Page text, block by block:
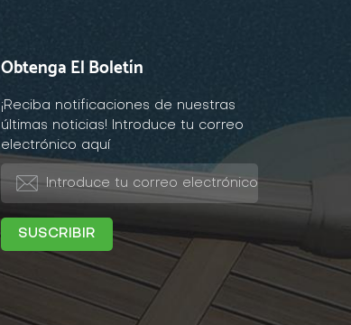
Obtenga El Boletín
¡Reciba notificaciones de nuestras
últimas noticias! Introduce tu correo
electrónico aquí